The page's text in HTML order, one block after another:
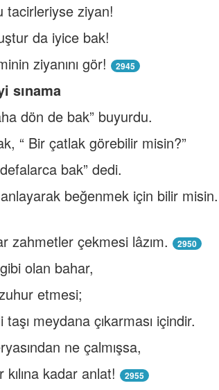
tacirleriyse ziyan!
da iyice bak!
ziyanını gör!
2945
sınama
dön de bak” buyurdu.
“ Bir çatlak görebilir misin?”
bak” dedi.
beğenmek için bilir misin.
zahmetler çekmesi lâzım.
2950
olan bahar,
etmesi;
meydana çıkarması içindir.
ne çalmışsa,
kadar anlat!
2955